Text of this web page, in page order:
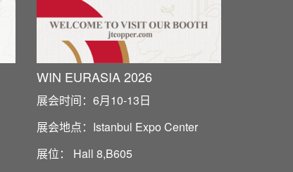
WIN EURASIA 2026
展会时间：6月10-13日
展会地点：Istanbul Expo Center
展位： Hall 8,B605